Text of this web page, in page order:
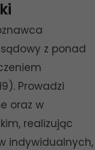
z ponad
Prowadzi
oraz w
realizując
indywidualnych,